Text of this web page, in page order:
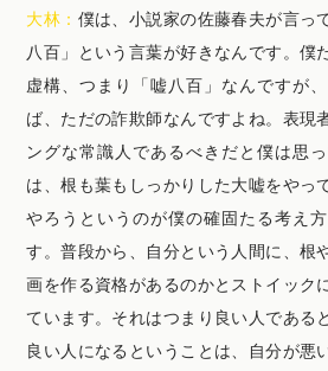
大林： 僕は、小説家の佐藤春夫が言っ
八百」という言葉が好きなんです。僕
虚構、つまり「嘘八百」なんですが
ば、ただの詐欺師なんですよね。表現
ングな常識人であるべきだと僕は思
は、根も葉もしっかりした大嘘をやっ
やろうというのが僕の確固たる考え
す。普段から、自分という人間に、根
画を作る資格があるのかとストイック
ています。それはつまり良い人である
良い人になるということは、自分が悪